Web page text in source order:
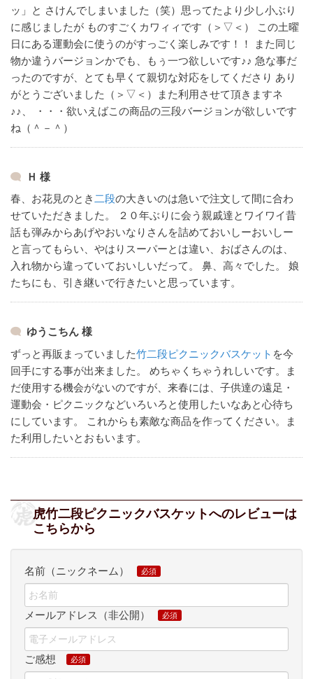
ッ」と さけんでしまいました（笑）思ってたより少し小ぶり
に感じましたが ものすごくカワィィです（＞▽＜）
この土曜
日にある運動会に使うのがすっごく楽しみです！！
また同じ
物か違うバージョンかでも、もぅ一つ欲しいです♪♪ 急な事だ
ったのですが、とても早くて親切な対応をしてくださり あり
がとうございました（＞▽＜）また利用させて頂きますネ
♪♪、
・・・欲いえばこの商品の三段バージョンが欲しいです
ね（＾－＾）
Ｈ 様
春、お花見のとき 二段の大きいのは急いで注文して間に合わ
せていただきました。
２０年ぶりに会う親戚達とワイワイ昔
話も弾みからあげやおいなりさんを詰めておいしーおいしー
と言ってもらい、やはりスーパーとは違い、おばさんのは、
入れ物から違っていておいしいだって。
鼻、高々でした。
娘
たちにも、引き継いで行きたいと思っています。
ゆうこちん 様
ずっと再販まっていました竹二段ピクニックバスケット を今
回手にする事が出来ました。
めちゃくちゃうれしいです。
ま
だ使用する機会がないのですが、来春には、子供達の遠足・
運動会・ピクニックなどいろいろと使用したいなあと心待ち
にしています。
これからも素敵な商品を作ってください。
ま
た利用したいとおもいます。
虎竹二段ピクニックバスケットへのレビューは
こちらから
名前（ニックネーム）
メールアドレス（非公開）
ご感想